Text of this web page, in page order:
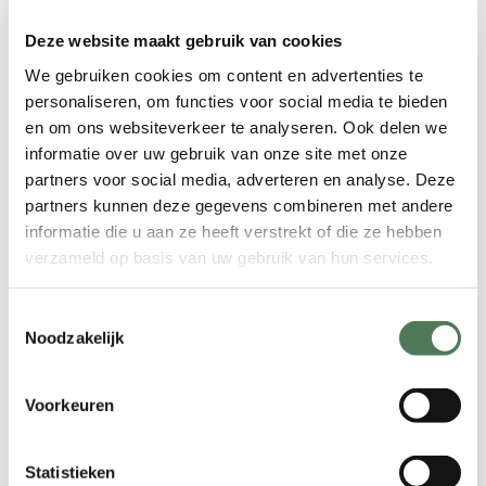
Deze website maakt gebruik van cookies
We gebruiken cookies om content en advertenties te
personaliseren, om functies voor social media te bieden
en om ons websiteverkeer te analyseren. Ook delen we
informatie over uw gebruik van onze site met onze
partners voor social media, adverteren en analyse. Deze
partners kunnen deze gegevens combineren met andere
informatie die u aan ze heeft verstrekt of die ze hebben
verzameld op basis van uw gebruik van hun services.
Noodzakelijk
Voorkeuren
Statistieken
innovatieve ICE Plus koeling voelt de
behandeling comfortabel aan. Dit is
een groot voordeel ten opzichte van
oudere laserapparaten of
ontharingsmethoden zoals harsen,
die vaak pijnlijk zijn.
Snel en effectief: De behandeling is
niet alleen snel, maar ook zeer
effectief. Grote zones zoals de benen
of rug kunnen in korte tijd worden
Langdurige gladheid
je een duidelijke vermindering van
ongewenste haren.